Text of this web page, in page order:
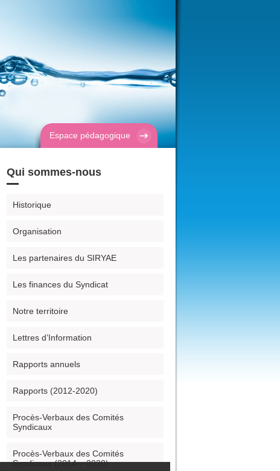
Espace pédagogique
Qui sommes-nous
Historique
Organisation
Les partenaires du SIRYAE
Les finances du Syndicat
Notre territoire
Lettres d’Information
Rapports annuels
Rapports (2012-2020)
Procès-Verbaux des Comités
Syndicaux
Procès-Verbaux des Comités
Syndicaux (2014 – 2020)